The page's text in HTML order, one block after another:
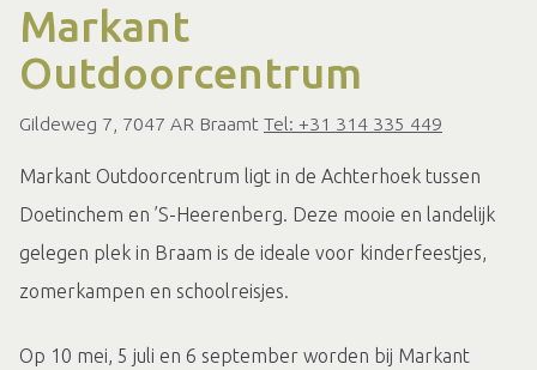
Markant
Outdoorcentrum
Gildeweg 7, 7047 AR Braamt Tel: +31 314 335 449
Markant Outdoorcentrum ligt in de Achterhoek tussen
Doetinchem en ’S-Heerenberg. Deze mooie en landelijk
gelegen plek in Braam is de ideale voor kinderfeestjes,
zomerkampen en schoolreisjes.
Op 10 mei, 5 juli en 6 september worden bij Markant